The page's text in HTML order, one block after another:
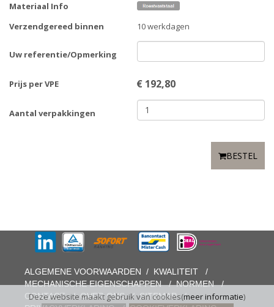
Materiaal Info
Verzendgereed binnen
10 werkdagen
Uw referentie/Opmerking
Prijs per VPE € 192,80
Aantal verpakkingen
BESTEL
Deze website maakt gebruik van cookies(meer informatie)
ALGEMENE VOORWAARDEN / KWALITEIT
/
MECHANISCHE EIGENSCHAPPEN/NORMEN/
CONTACT/OVER ONS/SITEMAP/